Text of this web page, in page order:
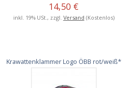
14,50 €
inkl. 19% USt., zzgl. Versand (Kostenlos)
Krawattenklammer Logo ÖBB rot/weiß*